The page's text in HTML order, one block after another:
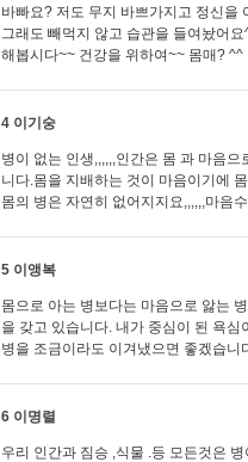
바빠요? 저도 무지 바쁘가지고 정신을
그래도 빼먹지 않고 습관을 들여놨어요
해봅시다~~ 건강을 위하여~~ 몸매? ^^
4 이기숭
병이 없는 인생,,,,,,인간은 몸 과 마음
니다.몸을 지배하는 것이 마음이기에
몸의 병은 자연히 없어지지요,,,,,,마음
5 이앵복
몸으로 아는 병보다는 마음으로 앓는
을 갖고 있습니다. 내가 중심이 된 욕
병을 조금이라도 이겨냈으면 좋겠습니
6 이명렬
우리 인간과 짐승 ,식물 .등 모든것은